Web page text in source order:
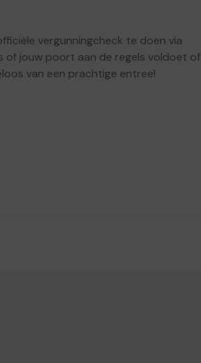
vergunningcheck te doen via
of jouw poort aan de regels voldoet of
van een prachtige entree!